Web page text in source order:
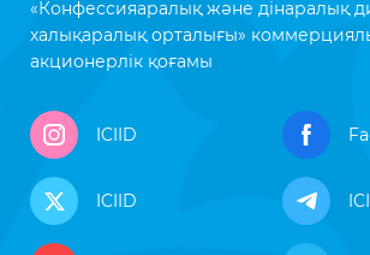
«Конфессияаралық және дінаралық
халықаралық орталығы»
акционерлік қоғамы
ICIID
ICIID